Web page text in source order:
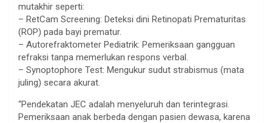
mutakhir seperti:
– RetCam Screening: Deteksi dini Retinopati Prematuritas
(ROP) pada bayi prematur.
– Autorefraktometer Pediatrik: Pemeriksaan gangguan
refraksi tanpa memerlukan respons verbal.
– Synoptophore Test: Mengukur sudut strabismus (mata
juling) secara akurat.
“Pendekatan JEC adalah menyeluruh dan terintegrasi.
Pemeriksaan anak berbeda dengan pasien dewasa, karena